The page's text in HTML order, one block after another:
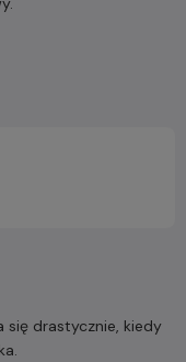
się drastycznie, kiedy